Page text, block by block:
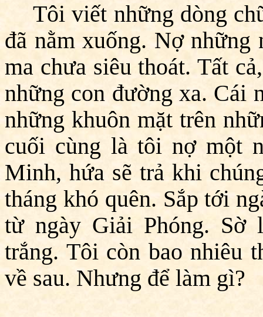
Tôi viết những dòng
đã nằm xuống. Nợ
ma chưa siêu thoát. Tất
những con đường xa. Cái
những khuôn mặt trên
cuối cùng là tôi nợ một
Minh, hứa sẽ trả khi
tháng khó quên. Sắp tới
từ ngày Giải Phóng. Sờ
trắng. Tôi còn bao nhiêu
về sau. Nhưng để làm gì?